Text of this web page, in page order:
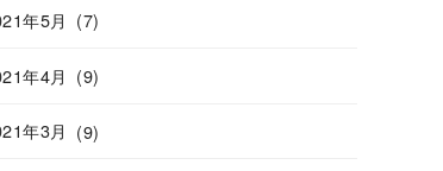
年5月 (7)
年4月 (9)
年3月 (9)